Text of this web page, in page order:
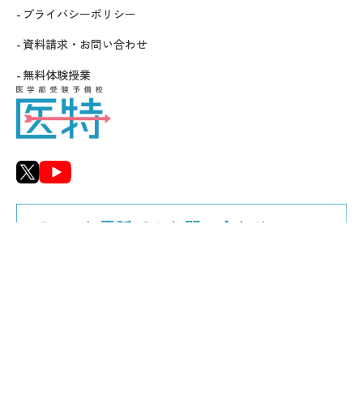
プライバシーポリシー
資料請求・お問い合わせ
無料体験授業